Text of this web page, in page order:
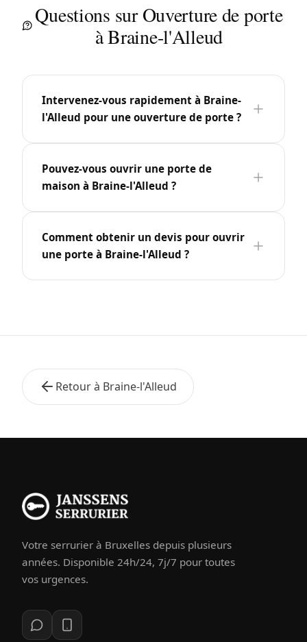
Questions sur Ouverture de porte
à Braine-l'Alleud
Intervenez-vous rapidement à Braine-
l'Alleud pour une ouverture de porte ?
Pouvez-vous ouvrir une porte de
maison à Braine-l'Alleud ?
Comment obtenir un devis pour ouvrir
une porte à Braine-l'Alleud ?
Retour à Braine-l'Alleud
Votre serrurier à Bruxelles depuis plusieurs
années. Disponible 24h/24, 7j/7 pour toutes
vos urgences.